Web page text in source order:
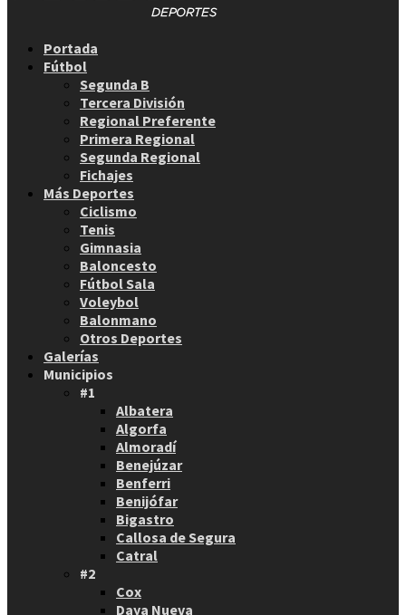
Portada
Fútbol
Segunda B
Tercera División
Regional Preferente
Primera Regional
Segunda Regional
Fichajes
Más Deportes
Ciclismo
Tenis
Gimnasia
Baloncesto
Fútbol Sala
Voleybol
Balonmano
Otros Deportes
Galerías
Municipios
#1
Albatera
Algorfa
Almoradí
Benejúzar
Benferri
Benijófar
Bigastro
Callosa de Segura
Catral
#2
Cox
Daya Nueva